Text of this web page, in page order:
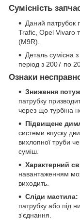
Сумісність
Даний патрубок
Trafic, Opel Vivaro
(M9R).
Деталь сумісна
період з 2007 по
Ознаки
Зниження
патрубку
через що турбіна
Підвищене
системи впуску
вихлопної труби
суміш.
Характерний
навантаженням
виходить.
Сліди мастила:
патрубку або під
з'єднання.